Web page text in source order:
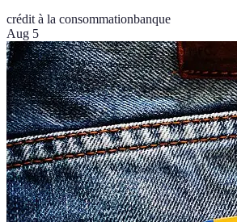
crédit à la consommationbanque
Aug 5